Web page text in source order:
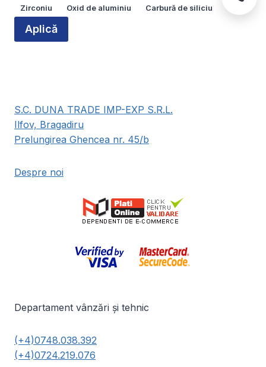
Material
Zirconiu Oxid de aluminiu Carbură de siliciu
Aplică
S.C. DUNA TRADE IMP-EXP S.R.L.
Ilfov, Bragadiru
Prelungirea Ghencea nr. 45/b
Despre noi
Departament vânzări și tehnic
(+4)0748.038.392
(+4)0724.219.076